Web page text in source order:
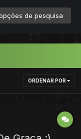
de pesquisa
ORDENAR POR